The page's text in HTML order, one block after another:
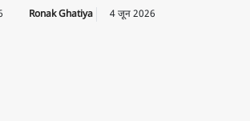
Launch Date, Price
Ronak Ghatiya 4 जून 2026